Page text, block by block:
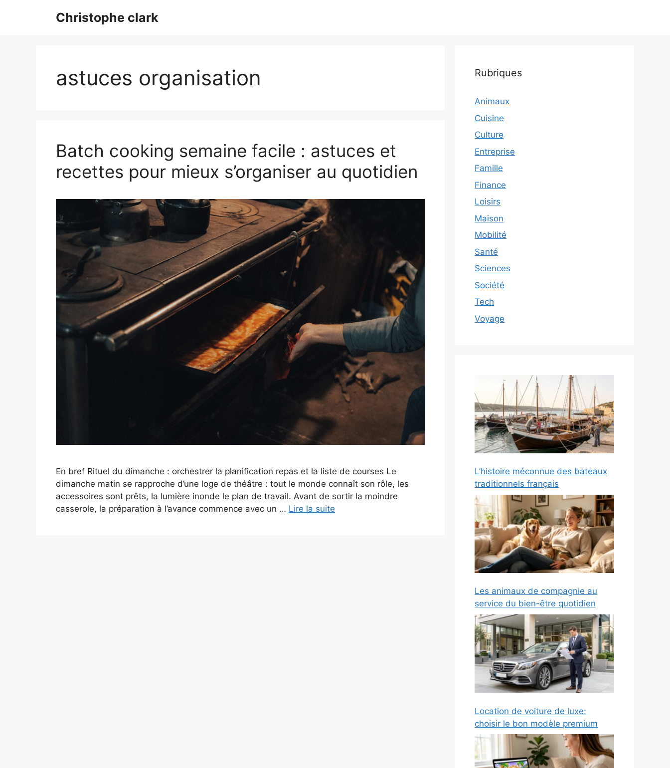
Christophe clark
astuces organisation
Batch cooking semaine facile : astuces et
recettes pour mieux s’organiser au quotidien
En bref Rituel du dimanche : orchestrer la planification repas et la liste de courses Le
dimanche matin se rapproche d’une loge de théâtre : tout le monde connaît son rôle, les
accessoires sont prêts, la lumière inonde le plan de travail. Avant de sortir la moindre
casserole, la préparation à l’avance commence avec un … Lire la suite
Rubriques
Animaux
Cuisine
Culture
Entreprise
Famille
Finance
Loisirs
Maison
Mobilité
Santé
Sciences
Société
Tech
Voyage
L’histoire méconnue des bateaux
traditionnels français
Les animaux de compagnie au
service du bien-être quotidien
Location de voiture de luxe:
choisir le bon modèle premium